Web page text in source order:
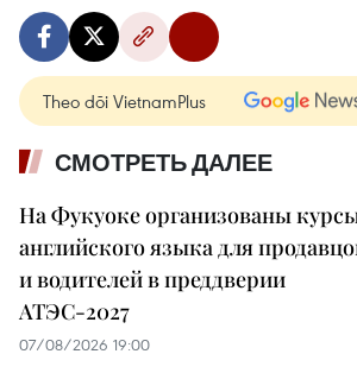
Theo dõi VietnamPlus
СМОТРЕТЬ ДАЛЕЕ
На Фукуоке организованы
английского языка для
и водителей в преддверии
АТЭС-2027
07/08/2026 19:00